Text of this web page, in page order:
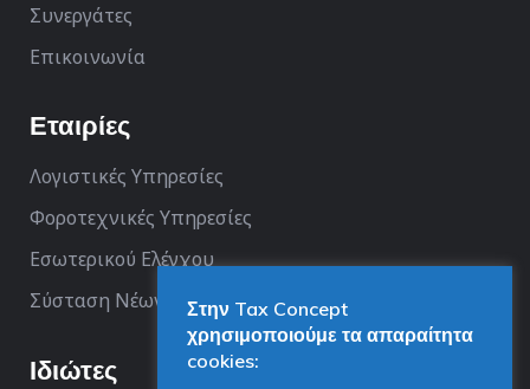
Συνεργάτες
Επικοινωνία
Εταιρίες
Λογιστικές Υπηρεσίες
Φοροτεχνικές Υπηρεσίες
Εσωτερικού Ελέγχου
Σύσταση Νέων Επιχειρήσεων
Ιδιώτες
Στην Tax Concept
χρησιμοποιούμε τα απαραίτητα
cookies: